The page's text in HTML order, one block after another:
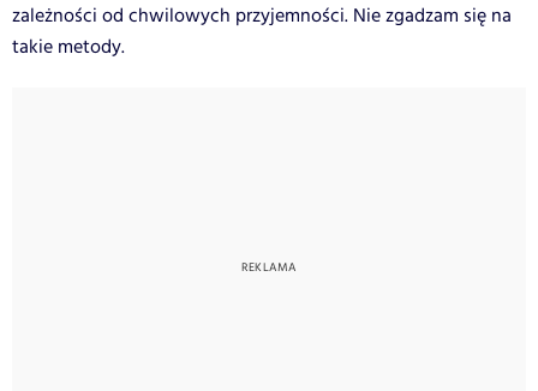
zależności od chwilowych przyjemności. Nie zgadzam się na
takie metody.